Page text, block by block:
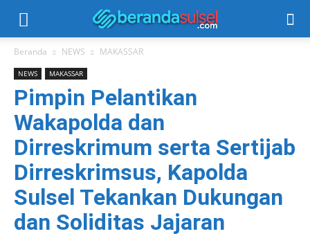
Beranda NEWS MAKASSAR
NEWS MAKASSAR
Pimpin Pelantikan
Wakapolda dan
Dirreskrimum serta Sertijab
Dirreskrimsus, Kapolda
Sulsel Tekankan Dukungan
dan Soliditas Jajaran